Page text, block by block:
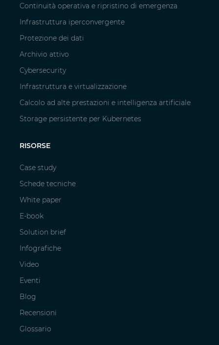
Continuità operativa e ripristino di emergenza
Infrastruttura iperconvergente
Protezione dei dati
Archivio attivo
Cybersecurity
Infrastruttura e virtualizzazione
Calcolo ad alte prestazioni e intelligenza artificiale
Storage persistente per Kubernetes
RISORSE
Case study
Schede tecniche
White paper
E-book
Solution brief
Infografiche
Video
Eventi
Blog
Recensioni
Glossario